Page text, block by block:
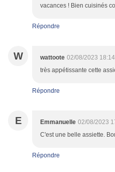
vacances ! Bien cuisinés
Répondre
W wattoote 02/08/2023 18:14
très appétissante cette
Répondre
E Emmanuelle 02/08/2023
C'est une belle assiette.
Répondre